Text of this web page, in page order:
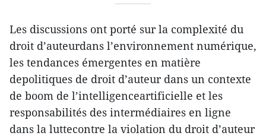
Les discussions ont porté sur la complexité du
droit d’auteurdans l’environnement numérique,
les tendances émergentes en matière
depolitiques de droit d’auteur dans un contexte
de boom de l’intelligenceartificielle et les
responsabilités des intermédiaires en ligne
dans la luttecontre la violation du droit d’auteur